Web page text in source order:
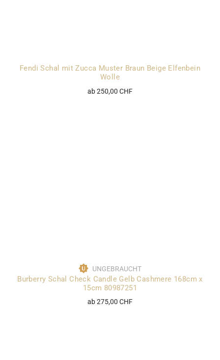
Fendi Schal mit Zucca Muster Braun Beige Elfenbein
Wolle
ab 250,00 CHF
UNGEBRAUCHT
Burberry Schal Check Candle Gelb Cashmere 168cm x
15cm 80987251
ab 275,00 CHF